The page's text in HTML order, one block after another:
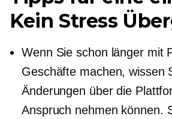
Kein Stress
Wenn Sie schon länger mit
Geschäfte machen, wissen
Änderungen über die
Anspruch nehmen können.